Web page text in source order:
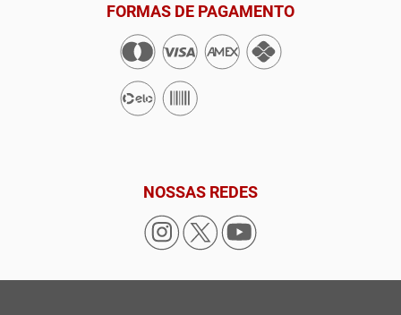
FORMAS DE PAGAMENTO
NOSSAS REDES